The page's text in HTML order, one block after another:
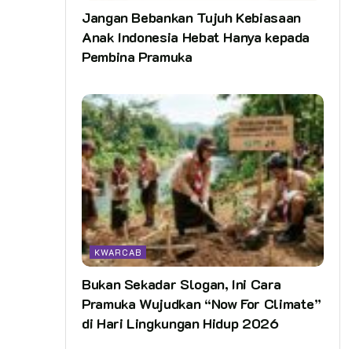
Jangan Bebankan Tujuh Kebiasaan
Anak Indonesia Hebat Hanya kepada
Pembina Pramuka
KWARCAB
Bukan Sekadar Slogan, Ini Cara
Pramuka Wujudkan “Now For Climate”
di Hari Lingkungan Hidup 2026